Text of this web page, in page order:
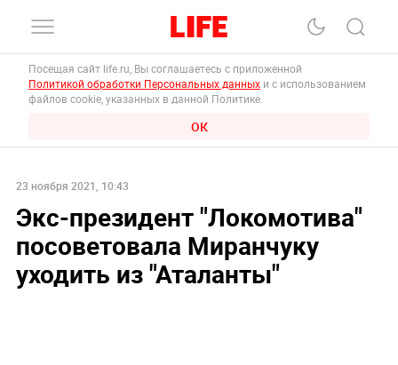
Посещая сайт life.ru, Вы соглашаетесь с приложенной
Политикой обработки Персональных данных и с использованием
файлов cookie, указанных в данной Политике.
ОК
23 ноября 2021, 10:43
Экс-президент "Локомотива"
посоветовала Миранчуку
уходить из "Аталанты"